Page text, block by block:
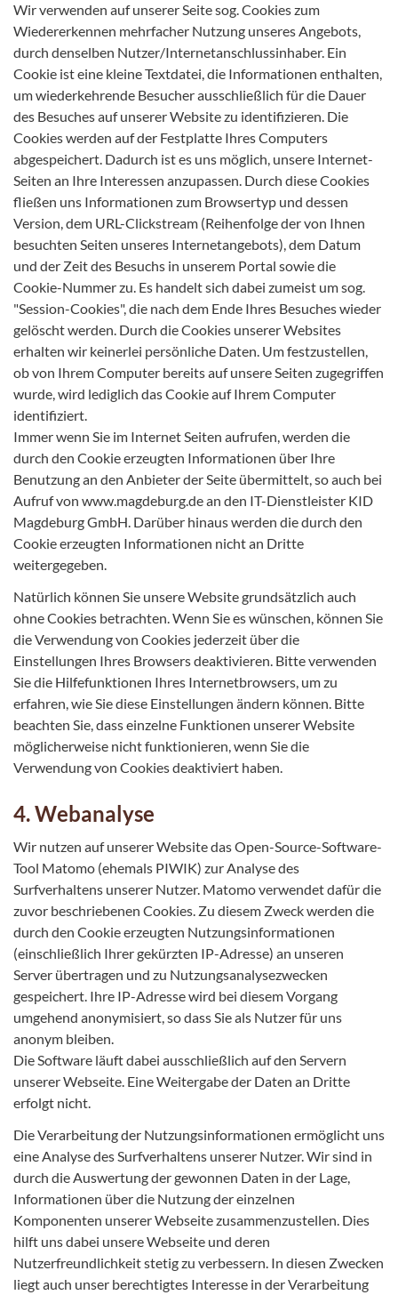
Wir verwenden auf unserer Seite sog. Cookies zum
Wiedererkennen mehrfacher Nutzung unseres Angebots,
durch denselben Nutzer/Internetanschlussinhaber. Ein
Cookie ist eine kleine Textdatei, die Informationen enthalten,
um wiederkehrende Besucher ausschließlich für die Dauer
des Besuches auf unserer Website zu identifizieren. Die
Cookies werden auf der Festplatte Ihres Computers
abgespeichert. Dadurch ist es uns möglich, unsere Internet-
Seiten an Ihre Interessen anzupassen. Durch diese Cookies
fließen uns Informationen zum Browsertyp und dessen
Version, dem URL-Clickstream (Reihenfolge der von Ihnen
besuchten Seiten unseres Internetangebots), dem Datum
und der Zeit des Besuchs in unserem Portal sowie die
Cookie-Nummer zu. Es handelt sich dabei zumeist um sog.
"Session-Cookies", die nach dem Ende Ihres Besuches wieder
gelöscht werden. Durch die Cookies unserer Websites
erhalten wir keinerlei persönliche Daten. Um festzustellen,
ob von Ihrem Computer bereits auf unsere Seiten zugegriffen
wurde, wird lediglich das Cookie auf Ihrem Computer
identifiziert.
Immer wenn Sie im Internet Seiten aufrufen, werden die
durch den Cookie erzeugten Informationen über Ihre
Benutzung an den Anbieter der Seite übermittelt, so auch bei
Aufruf von www.magdeburg.de an den IT-Dienstleister KID
Magdeburg GmbH. Darüber hinaus werden die durch den
Cookie erzeugten Informationen nicht an Dritte
weitergegeben.
Natürlich können Sie unsere Website grundsätzlich auch
ohne Cookies betrachten. Wenn Sie es wünschen, können Sie
die Verwendung von Cookies jederzeit über die
Einstellungen Ihres Browsers deaktivieren. Bitte verwenden
Sie die Hilfefunktionen Ihres Internetbrowsers, um zu
erfahren, wie Sie diese Einstellungen ändern können. Bitte
beachten Sie, dass einzelne Funktionen unserer Website
möglicherweise nicht funktionieren, wenn Sie die
Verwendung von Cookies deaktiviert haben.
4. Webanalyse
Wir nutzen auf unserer Website das Open-Source-Software-
Tool Matomo (ehemals PIWIK) zur Analyse des
Surfverhaltens unserer Nutzer. Matomo verwendet dafür die
zuvor beschriebenen Cookies. Zu diesem Zweck werden die
durch den Cookie erzeugten Nutzungsinformationen
(einschließlich Ihrer gekürzten IP-Adresse) an unseren
Server übertragen und zu Nutzungsanalysezwecken
gespeichert. Ihre IP-Adresse wird bei diesem Vorgang
umgehend anonymisiert, so dass Sie als Nutzer für uns
anonym bleiben.
Die Software läuft dabei ausschließlich auf den Servern
unserer Webseite. Eine Weitergabe der Daten an Dritte
erfolgt nicht.
Die Verarbeitung der Nutzungsinformationen ermöglicht uns
eine Analyse des Surfverhaltens unserer Nutzer. Wir sind in
durch die Auswertung der gewonnen Daten in der Lage,
Informationen über die Nutzung der einzelnen
Komponenten unserer Webseite zusammenzustellen. Dies
hilft uns dabei unsere Webseite und deren
Nutzerfreundlichkeit stetig zu verbessern. In diesen Zwecken
liegt auch unser berechtigtes Interesse in der Verarbeitung